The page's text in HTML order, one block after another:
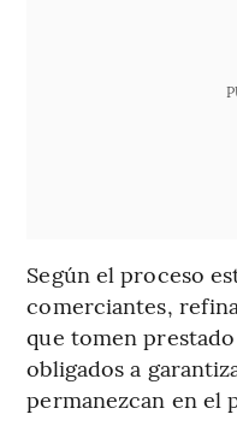
Según el proceso
comerciantes,
que tomen
obligados a
permanezcan en el